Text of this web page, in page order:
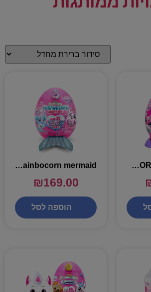
RAINBOCORN EGGZMANIA – ביצת ריינבוקורן עם 10 הפתעות rainbocorn mermaid – ביצת ריינבוקורן בת הים 35 הפתעות
₪169.00
הוספה לסל